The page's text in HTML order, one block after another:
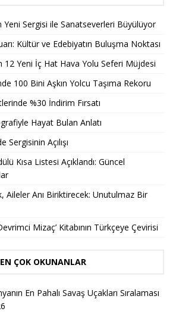
Yeni Sergisi ile Sanatseverleri Büyülüyor
Kültür ve Edebiyatın Buluşma Noktası
12 Yeni İç Hat Hava Yolu Seferi Müjdesi
100 Bini Aşkın Yolcu Taşıma Rekoru
%30 İndirim Fırsatı
Hayat Bulan Anlatı
Açılışı
Kısa Listesi Açıklandı: Güncel
Aileler Anı Biriktirecek: Unutulmaz Bir
Mizaç’ Kitabının Türkçeye Çevirisi
EN ÇOK OKUNANLAR
En Pahalı Savaş Uçakları Sıralaması